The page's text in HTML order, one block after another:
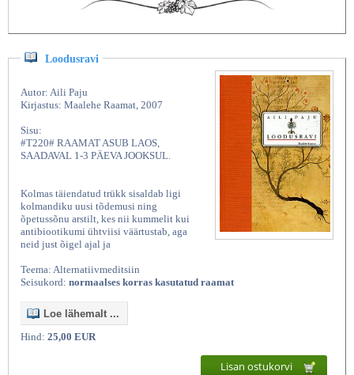
Loodusravi
Autor: Aili Paju
Kirjastus: Maalehe Raamat, 2007
Sisu:
#T220# RAAMAT ASUB LAOS,
SAADAVAL 1-3 PÄEVA JOOKSUL.
Kolmas täiendatud trükk sisaldab ligi
kolmandiku uusi tõdemusi ning
õpetussõnu arstilt, kes nii kummelit kui
antibiootikumi ühtviisi väärtustab, aga
neid just õigel ajal ja
Teema: Alternatiivmeditsiin
Seisukord: normaalses korras kasutatud raamat
Loe lähemalt ...
Hind: 25,00 EUR
Lisan ostukorvi